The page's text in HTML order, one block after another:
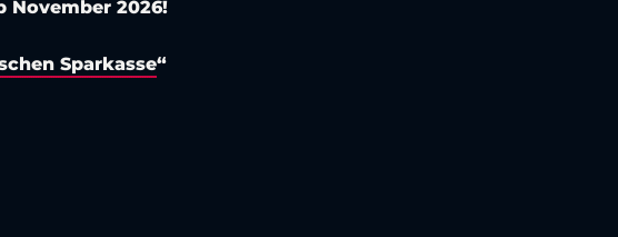
November 2026!
Sparkasse“